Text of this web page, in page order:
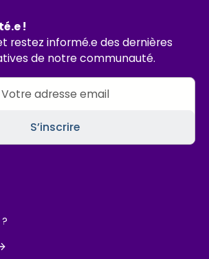
!
restez informé.e des dernières
de notre communauté.